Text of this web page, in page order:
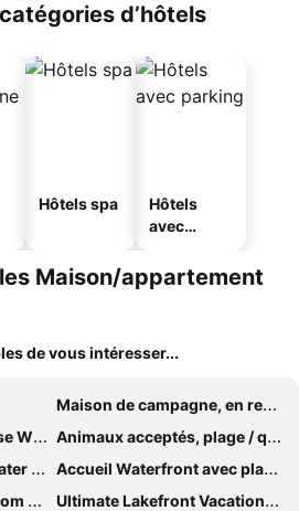
d’hôtels
Hôtels spa
Hôtels
avec
Maison/appartement
de vous intéresser...
Maison de campagne, en retrait de la route, bien situé, 1/2 mile de la plage
Lake
Animaux acceptés, plage / quai de sable privé, Spectaculaire Winnipesaukee Lake / Mountain
Beach
Accueil Waterfront avec plage de sable privée et grand quai U.
Ultimate Lakefront Vacation Home For Rent